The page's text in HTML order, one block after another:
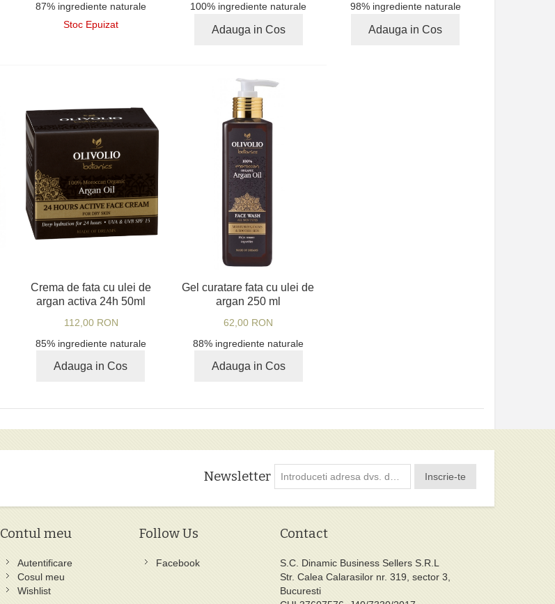
87% ingrediente naturale
Stoc Epuizat
100% ingrediente naturale
Adauga in Cos
98% ingrediente naturale
Adauga in Cos
Crema de fata cu ulei de
argan activa 24h 50ml
112,00 RON
85% ingrediente naturale
Adauga in Cos
Gel curatare fata cu ulei de
argan 250 ml
62,00 RON
88% ingrediente naturale
Adauga in Cos
Newsletter Inscrie-te
Contul meu
Autentificare
Cosul meu
Wishlist
Follow Us
Facebook
Contact
S.C. Dinamic Business Sellers S.R.L
Str. Calea Calarasilor nr. 319, sector 3,
Bucuresti